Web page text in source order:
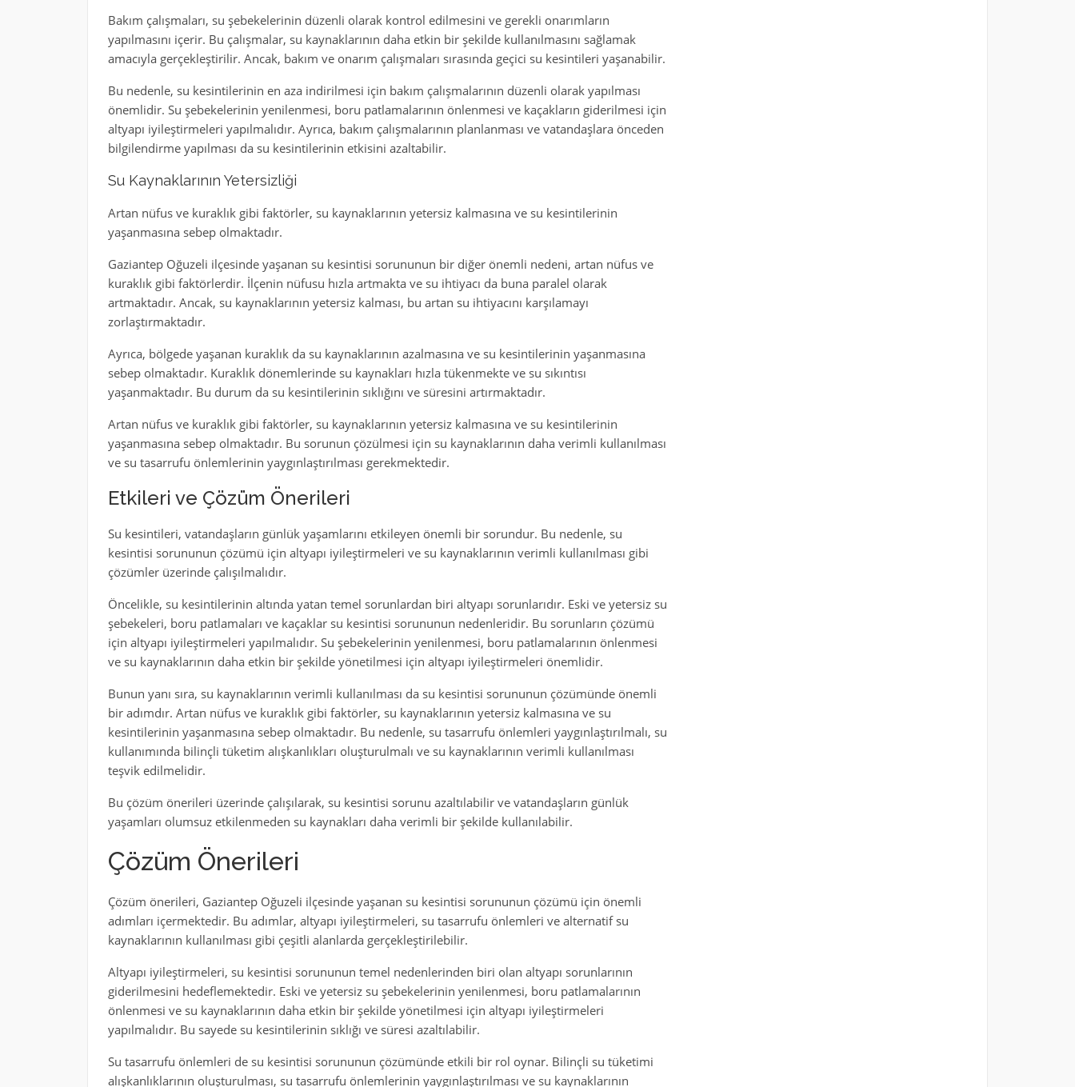
Bakım çalışmaları, su şebekelerinin düzenli olarak kontrol edilmesini ve gerekli onarımların
yapılmasını içerir. Bu çalışmalar, su kaynaklarının daha etkin bir şekilde kullanılmasını sağlamak
amacıyla gerçekleştirilir. Ancak, bakım ve onarım çalışmaları sırasında geçici su kesintileri yaşanabilir.
Bu nedenle, su kesintilerinin en aza indirilmesi için bakım çalışmalarının düzenli olarak yapılması
önemlidir. Su şebekelerinin yenilenmesi, boru patlamalarının önlenmesi ve kaçakların giderilmesi için
altyapı iyileştirmeleri yapılmalıdır. Ayrıca, bakım çalışmalarının planlanması ve vatandaşlara önceden
bilgilendirme yapılması da su kesintilerinin etkisini azaltabilir.
Su Kaynaklarının Yetersizliği
Artan nüfus ve kuraklık gibi faktörler, su kaynaklarının yetersiz kalmasına ve su kesintilerinin
yaşanmasına sebep olmaktadır.
Gaziantep Oğuzeli ilçesinde yaşanan su kesintisi sorununun bir diğer önemli nedeni, artan nüfus ve
kuraklık gibi faktörlerdir. İlçenin nüfusu hızla artmakta ve su ihtiyacı da buna paralel olarak
artmaktadır. Ancak, su kaynaklarının yetersiz kalması, bu artan su ihtiyacını karşılamayı
zorlaştırmaktadır.
Ayrıca, bölgede yaşanan kuraklık da su kaynaklarının azalmasına ve su kesintilerinin yaşanmasına
sebep olmaktadır. Kuraklık dönemlerinde su kaynakları hızla tükenmekte ve su sıkıntısı
yaşanmaktadır. Bu durum da su kesintilerinin sıklığını ve süresini artırmaktadır.
Artan nüfus ve kuraklık gibi faktörler, su kaynaklarının yetersiz kalmasına ve su kesintilerinin
yaşanmasına sebep olmaktadır. Bu sorunun çözülmesi için su kaynaklarının daha verimli kullanılması
ve su tasarrufu önlemlerinin yaygınlaştırılması gerekmektedir.
Etkileri ve Çözüm Önerileri
Su kesintileri, vatandaşların günlük yaşamlarını etkileyen önemli bir sorundur. Bu nedenle, su
kesintisi sorununun çözümü için altyapı iyileştirmeleri ve su kaynaklarının verimli kullanılması gibi
çözümler üzerinde çalışılmalıdır.
Öncelikle, su kesintilerinin altında yatan temel sorunlardan biri altyapı sorunlarıdır. Eski ve yetersiz su
şebekeleri, boru patlamaları ve kaçaklar su kesintisi sorununun nedenleridir. Bu sorunların çözümü
için altyapı iyileştirmeleri yapılmalıdır. Su şebekelerinin yenilenmesi, boru patlamalarının önlenmesi
ve su kaynaklarının daha etkin bir şekilde yönetilmesi için altyapı iyileştirmeleri önemlidir.
Bunun yanı sıra, su kaynaklarının verimli kullanılması da su kesintisi sorununun çözümünde önemli
bir adımdır. Artan nüfus ve kuraklık gibi faktörler, su kaynaklarının yetersiz kalmasına ve su
kesintilerinin yaşanmasına sebep olmaktadır. Bu nedenle, su tasarrufu önlemleri yaygınlaştırılmalı, su
kullanımında bilinçli tüketim alışkanlıkları oluşturulmalı ve su kaynaklarının verimli kullanılması
teşvik edilmelidir.
Bu çözüm önerileri üzerinde çalışılarak, su kesintisi sorunu azaltılabilir ve vatandaşların günlük
yaşamları olumsuz etkilenmeden su kaynakları daha verimli bir şekilde kullanılabilir.
Çözüm Önerileri
Çözüm önerileri, Gaziantep Oğuzeli ilçesinde yaşanan su kesintisi sorununun çözümü için önemli
adımları içermektedir. Bu adımlar, altyapı iyileştirmeleri, su tasarrufu önlemleri ve alternatif su
kaynaklarının kullanılması gibi çeşitli alanlarda gerçekleştirilebilir.
Altyapı iyileştirmeleri, su kesintisi sorununun temel nedenlerinden biri olan altyapı sorunlarının
giderilmesini hedeflemektedir. Eski ve yetersiz su şebekelerinin yenilenmesi, boru patlamalarının
önlenmesi ve su kaynaklarının daha etkin bir şekilde yönetilmesi için altyapı iyileştirmeleri
yapılmalıdır. Bu sayede su kesintilerinin sıklığı ve süresi azaltılabilir.
Su tasarrufu önlemleri de su kesintisi sorununun çözümünde etkili bir rol oynar. Bilinçli su tüketimi
alışkanlıklarının oluşturulması, su tasarrufu önlemlerinin yaygınlaştırılması ve su kaynaklarının